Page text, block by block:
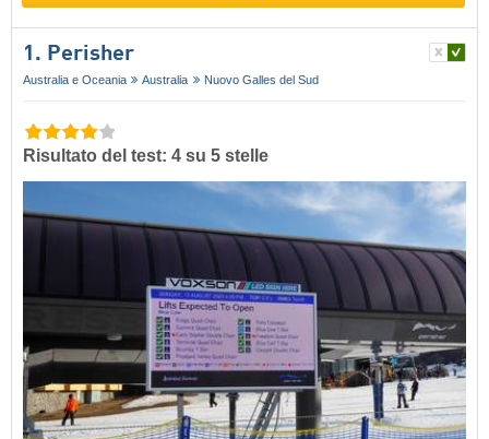
1. Perisher
Australia e Oceania Australia Nuovo Galles del Sud
Risultato del test: 4 su 5 stelle